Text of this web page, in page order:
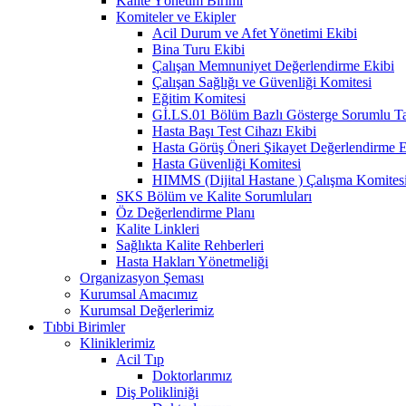
Komiteler ve Ekipler
Acil Durum ve Afet Yönetimi Ekibi
Bina Turu Ekibi
Çalışan Memnuniyet Değerlendirme Ekibi
Çalışan Sağlığı ve Güvenliği Komitesi
Eğitim Komitesi
Gİ.LS.01 Bölüm Bazlı Gösterge Sorumlu
Hasta Başı Test Cihazı Ekibi
Hasta Görüş Öneri Şikayet Değerlendirme
Hasta Güvenliği Komitesi
HIMMS (Dijital Hastane ) Çalışma Komitesi
SKS Bölüm ve Kalite Sorumluları
Öz Değerlendirme Planı
Kalite Linkleri
Sağlıkta Kalite Rehberleri
Hasta Hakları Yönetmeliği
Organizasyon Şeması
Kurumsal Amacımız
Kurumsal Değerlerimiz
Tıbbi Birimler
Kliniklerimiz
Acil Tıp
Doktorlarımız
Diş Polikliniği